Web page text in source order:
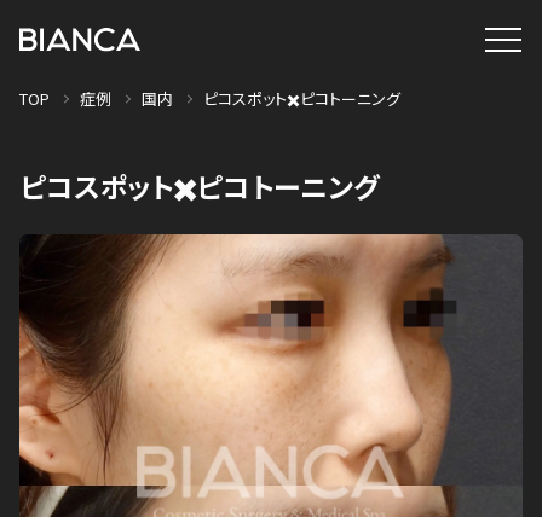
TOP 症例 国内 ピコスポット✖️ピコトーニング
ピコスポット✖️ピコトーニング